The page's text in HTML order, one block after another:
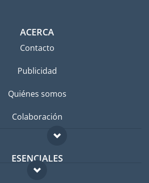
ACERCA
Contacto
Publicidad
Quiénes somos
Colaboración
ESENCIALES
Foro para expatriados